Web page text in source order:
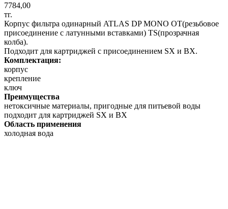
7784,00
тг.
Корпус фильтра одинарный ATLAS DP MONO OT(резьбовое
присоединение с латунными вставками) TS(прозрачная
колба).
Подходит для картриджей с присоединением SX и BX.
Комплектация:
корпус
крепление
ключ
Преимущества
нетоксичные материалы, пригодные для питьевой воды
подходит для картриджей SX и BX
Область применения
холодная вода